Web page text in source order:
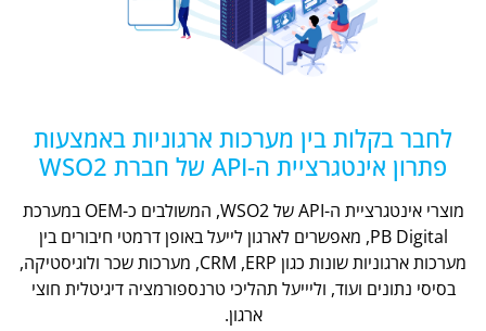
לחבר בקלות בין מערכות ארגוניות באמצעות
פתרון אינטגרציית ה-API של חברת WSO2
מוצרי אינטגרציית ה-API של WSO2, המשולבים כ-OEM במערכת
PB Digital, מאפשרים לארגון לייעל באופן דרמטי חיבורים בין
מערכות ארגוניות שונות כגון CRM ,ERP, מערכות שכר ולוגיסטיקה,
בסיסי נתונים ועוד, וליייעל תהליכי טרנספורמציה דיגיטלית חוצי
ארגון.